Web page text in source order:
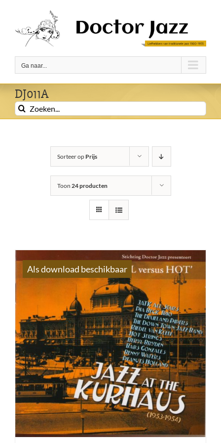
inhoud
Ga naar...
DJ011A
Zoeken
naar:
Sorteer op Prijs
Toon 24 producten
Als download beschikbaar